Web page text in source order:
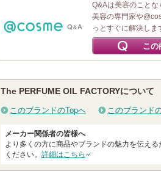
Q&Aは美容のことな
美容の専門家や
っとすぐに解決しま
この
The PERFUME OIL FACTORYについて
このブランドのTopへ このブランド
メーカー関係者の皆様へ
より多くの方に商品やブランドの魅力を伝え
ください。 詳細はこちら